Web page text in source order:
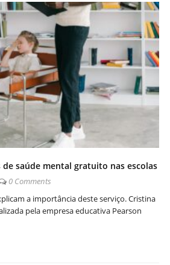
de saúde mental gratuito nas escolas
0 Comments
a importância deste serviço. Cristina
pela empresa educativa Pearson